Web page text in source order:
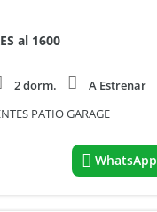
al 1600
2 dorm.
A Estrenar
PATIO GARAGE
WhatsApp